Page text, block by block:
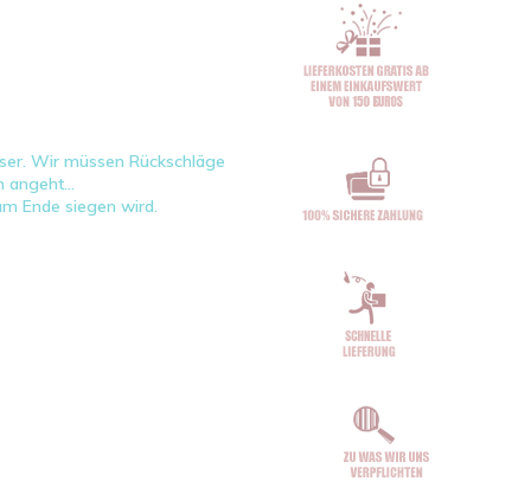
Wir müssen Rückschläge
angeht...
Ende siegen wird.